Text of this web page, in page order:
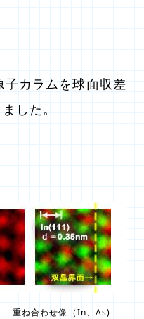
カラムを球面収差
した。
ね合わせ像（In、As)